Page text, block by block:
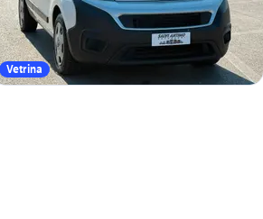
Vetrina